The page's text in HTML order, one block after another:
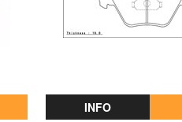
INFO